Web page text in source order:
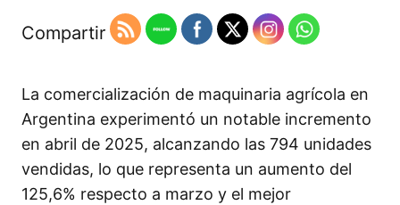
Compartir
La comercialización de maquinaria agrícola en
Argentina experimentó un notable incremento
en abril de 2025, alcanzando las 794 unidades
vendidas, lo que representa un aumento del
125,6% respecto a marzo y el mejor